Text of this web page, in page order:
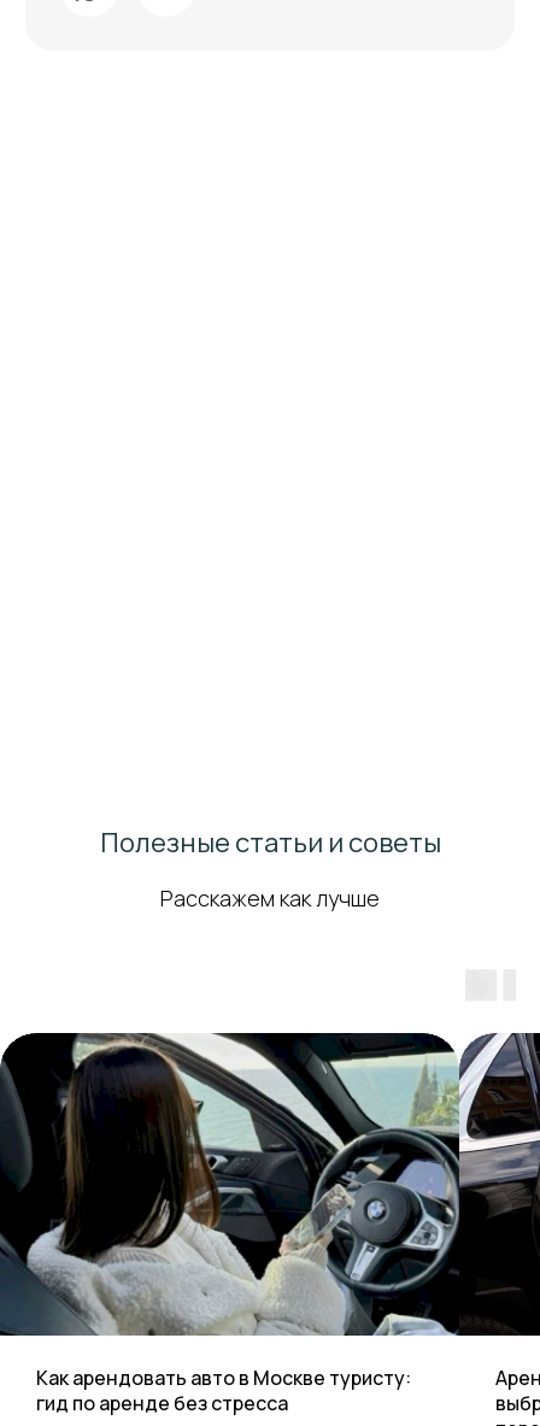
Полезные статьи и советы
Расскажем как лучше
Как арендовать авто в Москве туристу:
гид по аренде без стресса